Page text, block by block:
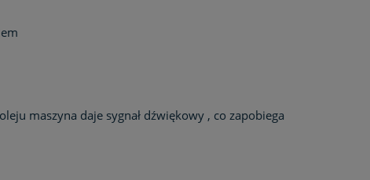
maszyna daje sygnał dźwiękowy , co zapobiega